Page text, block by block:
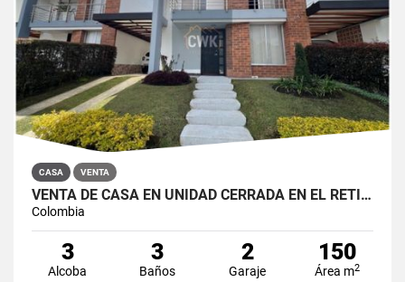
CASA VENTA
VENTA DE CASA EN UNIDAD CERRADA EN EL RETIRO
Colombia
3
Alcoba
3
Baños
2
Garaje
150
Área m2